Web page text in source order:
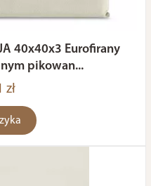
40x40x3 Eurofirany
pikowan...
zł